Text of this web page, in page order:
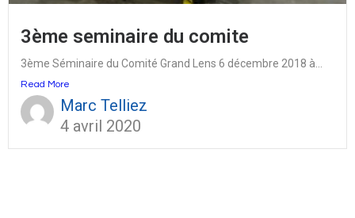
3ème seminaire du comite
3ème Séminaire du Comité Grand Lens 6 décembre 2018 à...
Read More
Marc Telliez
4 avril 2020